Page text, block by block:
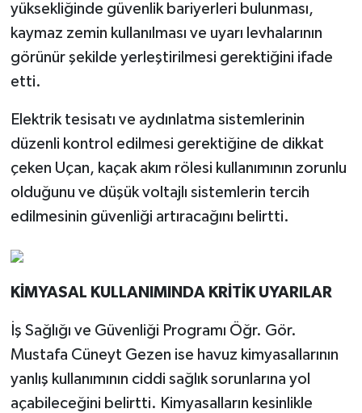
yüksekliğinde güvenlik bariyerleri bulunması,
kaymaz zemin kullanılması ve uyarı levhalarının
görünür şekilde yerleştirilmesi gerektiğini ifade
etti.
Elektrik tesisatı ve aydınlatma sistemlerinin
düzenli kontrol edilmesi gerektiğine de dikkat
çeken Uçan, kaçak akım rölesi kullanımının zorunlu
olduğunu ve düşük voltajlı sistemlerin tercih
edilmesinin güvenliği artıracağını belirtti.
KİMYASAL KULLANIMINDA KRİTİK UYARILAR
İş Sağlığı ve Güvenliği Programı Öğr. Gör.
Mustafa Cüneyt Gezen ise havuz kimyasallarının
yanlış kullanımının ciddi sağlık sorunlarına yol
açabileceğini belirtti. Kimyasalların kesinlikle